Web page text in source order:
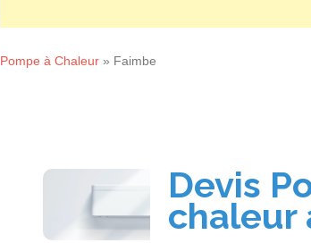
Pompe à Chaleur » Faimbe